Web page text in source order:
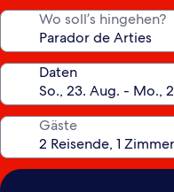
Wo soll’s hingehen?
Daten
Gäste